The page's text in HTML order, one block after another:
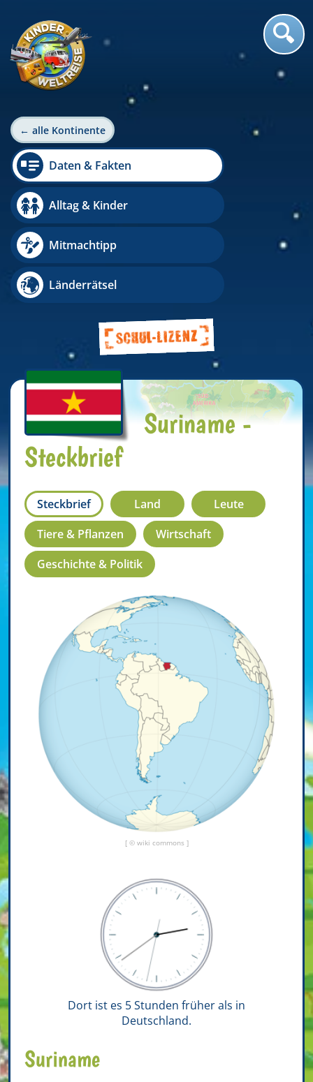
← alle Kontinente
Daten & Fakten
Alltag & Kinder
Mitmachtipp
Länderrätsel
Suriname -
Steckbrief
Steckbrief Land
Leute
Tiere & Pflanzen
Wirtschaft
Geschichte & Politik
[ © wiki commons ]
Dort ist es 5 Stunden früher als in
Deutschland.
Suriname